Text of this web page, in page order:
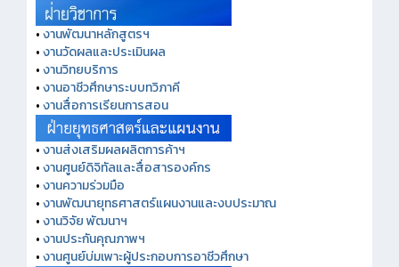
•งานพัฒนาหลักสูตรฯ
•งานวัดผลและประเมินผล
•งานวิทยบริการ
•งานอาชีวศึกษาระบบทวิภาคี
•งานสื่อการเรียนการสอน
•งานส่งเสริมผลผลิตการค้าฯ
•งานศูนย์ดิจิทัลและสื่อสารองค์กร
•งานความร่วมมือ
•งานพัฒนายุทธศาสตร์แผนงานและงบประมาณ
•งานวิจัย พัฒนาฯ
•งานประกันคุณภาพฯ
•งานศูนย์บ่มเพาะผู้ประกอบการอาชีวศึกษา